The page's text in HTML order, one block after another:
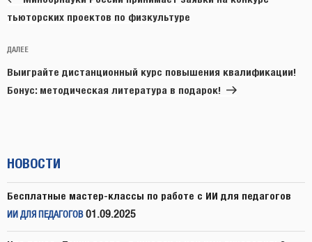
тьюторских проектов по физкультуре
Следующая
запись
ДАЛЕЕ
Выиграйте дистанционный курс повышения квалификации!
Бонус: методическая литература в подарок!
НОВОСТИ
Бесплатные мастер-классы по работе с ИИ для педагогов
ИИ ДЛЯ ПЕДАГОГОВ 01.09.2025